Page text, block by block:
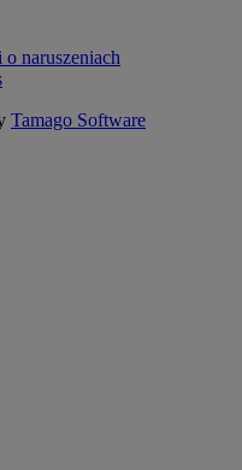
o naruszeniach
Tamago Software